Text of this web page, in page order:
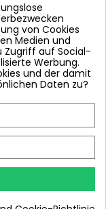
von Cookies
Medien und
Zugriff auf Social-
Werbung.
und der damit
Daten zu?